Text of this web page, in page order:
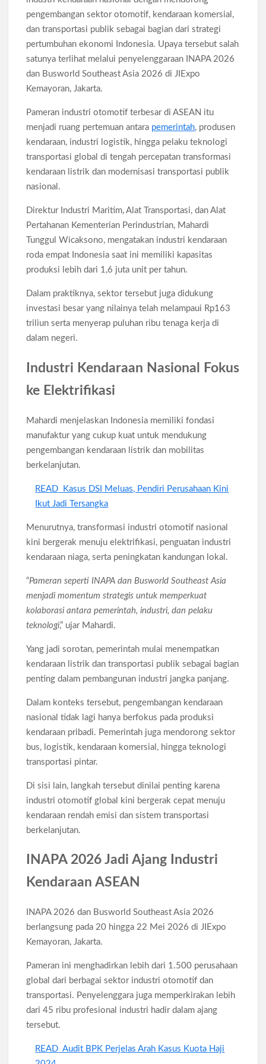
Informal Tembus 87,88 Juta Orang
Koperasi Desa Merah Putih Capai 83.382 Badan Hukum,
Pemerintah Percepat 35.857 Titik Operasional
Siswa SMA SMK Jabar Wajib Pilah Sampah Jadi Praktikum
TPPU Emas 74 Kg Febrie Adriansyah, Kejagung Periksa 3
Saksi Baru
Harga Tiket Kanye West Jakarta 2026 Mulai Rp1,875 Juta, Ini
Australia Dukung Transformasi Layanan Kesehatan Primer
Indonesia Lewat Riset
pengembangan sektor otomotif, kendaraan komersial,
dan transportasi publik sebagai bagian dari strategi
pertumbuhan ekonomi Indonesia. Upaya tersebut salah
satunya terlihat melalui penyelenggaraan INAPA 2026
dan Busworld Southeast Asia 2026 di JIExpo
Kemayoran, Jakarta.
Pameran industri otomotif terbesar di ASEAN itu
menjadi ruang pertemuan antara pemerintah, produsen
kendaraan, industri logistik, hingga pelaku teknologi
transportasi global di tengah percepatan transformasi
kendaraan listrik dan modernisasi transportasi publik
nasional.
Direktur Industri Maritim, Alat Transportasi, dan Alat
Pertahanan Kementerian Perindustrian, Mahardi
Tunggul Wicaksono, mengatakan industri kendaraan
roda empat Indonesia saat ini memiliki kapasitas
produksi lebih dari 1,6 juta unit per tahun.
Dalam praktiknya, sektor tersebut juga didukung
investasi besar yang nilainya telah melampaui Rp163
triliun serta menyerap puluhan ribu tenaga kerja di
dalam negeri.
Industri Kendaraan Nasional Fokus
ke Elektrifikasi
Mahardi menjelaskan Indonesia memiliki fondasi
manufaktur yang cukup kuat untuk mendukung
pengembangan kendaraan listrik dan mobilitas
berkelanjutan.
READ
Kasus DSI Meluas, Pendiri Perusahaan Kini
Ikut Jadi Tersangka
Menurutnya, transformasi industri otomotif nasional
kini bergerak menuju elektrifikasi, penguatan industri
kendaraan niaga, serta peningkatan kandungan lokal.
“Pameran seperti INAPA dan Busworld Southeast Asia
menjadi momentum strategis untuk memperkuat
kolaborasi antara pemerintah, industri, dan pelaku
teknologi,” ujar Mahardi.
Yang jadi sorotan, pemerintah mulai menempatkan
kendaraan listrik dan transportasi publik sebagai bagian
penting dalam pembangunan industri jangka panjang.
Dalam konteks tersebut, pengembangan kendaraan
nasional tidak lagi hanya berfokus pada produksi
kendaraan pribadi. Pemerintah juga mendorong sektor
bus, logistik, kendaraan komersial, hingga teknologi
transportasi pintar.
Di sisi lain, langkah tersebut dinilai penting karena
industri otomotif global kini bergerak cepat menuju
kendaraan rendah emisi dan sistem transportasi
berkelanjutan.
INAPA 2026 Jadi Ajang Industri
Kendaraan ASEAN
INAPA 2026 dan Busworld Southeast Asia 2026
berlangsung pada 20 hingga 22 Mei 2026 di JIExpo
Kemayoran, Jakarta.
Pameran ini menghadirkan lebih dari 1.500 perusahaan
global dari berbagai sektor industri otomotif dan
transportasi. Penyelenggara juga memperkirakan lebih
dari 45 ribu profesional industri hadir dalam ajang
tersebut.
READ Audit BPK Perjelas Arah Kasus Kuota Haji